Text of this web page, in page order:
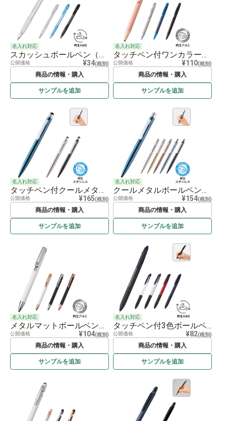
名入れ対応
スカッシュボールペン（再生ABS）
公開価格 ¥34(税別)
商品の情報・購入
サンプルを追加
名入れ対応
タッチペン付ワンカラーボールペン（再生アルミ）
公開価格 ¥110(税別)
商品の情報・購入
サンプルを追加
名入れ対応
タッチペン付クールメタルボールペン（再生ステンレス）
公開価格 ¥165(税別)
商品の情報・購入
サンプルを追加
名入れ対応
クールメタルボールペン（再生ステンレス）
公開価格 ¥154(税別)
商品の情報・購入
サンプルを追加
名入れ対応
メタルマットボールペン（再生アルミ）
公開価格 ¥104(税別)
商品の情報・購入
サンプルを追加
名入れ対応
タッチペン付3色ボールペン（再生ABS）
公開価格 ¥82(税別)
商品の情報・購入
サンプルを追加